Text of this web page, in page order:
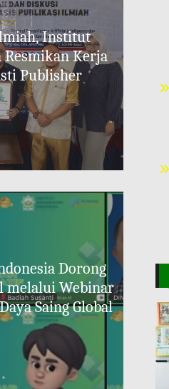
Institut
Kerja
Publisher
Dorong
melalui Webinar
Saing Global